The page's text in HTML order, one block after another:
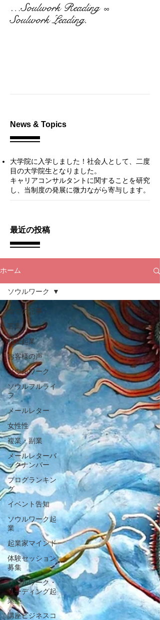
…Soulwork Reading ∞
Soulwork Leading.
News & Topics
大学院に入学しました！ 社会人として、二度
目の大学院生となりました。
キャリアコンサルタントに関することを研究
し、当制度の発展に微力ながら寄与します。​
最近の投稿
ホーム
全ての記事
言葉
独立起業
お客様の声
ソウルワーク
ソウルフルライ
フ
メールレター
女性性
複業・副業
メールレターバ
ックナンバー
ブログランキン
グ
イベント告知
ソウルワーク起
業
起業家マインド
体験セッション
募集
ソウルワーク・
リーディング起
業塾
講座ビジネスコ
ソウルワーク